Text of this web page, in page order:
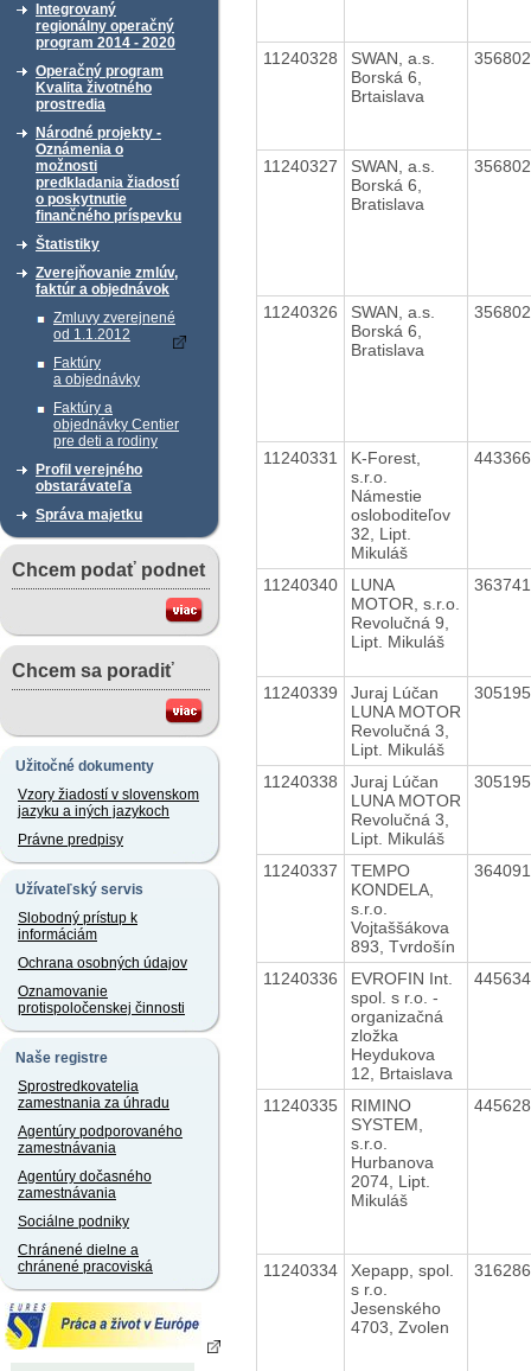
Integrovaný
regionálny operačný
program 2014 - 2020
Operačný program
Kvalita životného
prostredia
Národné projekty -
Oznámenia o
možnosti
predkladania žiadostí
o poskytnutie
finančného príspevku
Štatistiky
Zverejňovanie zmlúv,
faktúr a objednávok
Zmluvy zverejnené
od 1.1.2012
Faktúry
a objednávky
Faktúry a
objednávky Centier
pre deti a rodiny
Profil verejného
obstarávateľa
Správa majetku
Chcem podať podnet
Chcem sa poradiť
Užitočné dokumenty
Vzory žiadostí v slovenskom
jazyku a iných jazykoch
Právne predpisy
Užívateľský servis
Slobodný prístup k
informáciám
Ochrana osobných údajov
Oznamovanie
protispoločenskej činnosti
Naše registre
Sprostredkovatelia
zamestnania za úhradu
Agentúry podporovaného
zamestnávania
Agentúry dočasného
zamestnávania
Sociálne podniky
Chránené dielne a
chránené pracoviská
11240328
SWAN, a.s.
Borská 6,
Brtaislava
11240327
SWAN, a.s.
Borská 6,
Bratislava
11240326
SWAN, a.s.
Borská 6,
Bratislava
11240331
K-Forest,
s.r.o.
Námestie
osloboditeľov
32, Lipt.
Mikuláš
11240340
LUNA
MOTOR, s.r.o.
Revolučná 9,
Lipt. Mikuláš
11240339
Juraj Lúčan
LUNA MOTOR
Revolučná 3,
Lipt. Mikuláš
11240338
Juraj Lúčan
LUNA MOTOR
Revolučná 3,
Lipt. Mikuláš
11240337
TEMPO
KONDELA,
s.r.o.
Vojtaššákova
893, Tvrdošín
11240336
EVROFIN Int.
spol. s r.o. -
organizačná
zložka
Heydukova
12, Brtaislava
11240335
RIMINO
SYSTEM,
s.r.o.
Hurbanova
2074, Lipt.
Mikuláš
11240334
Xepapp, spol.
s r.o.
Jesenského
4703, Zvolen